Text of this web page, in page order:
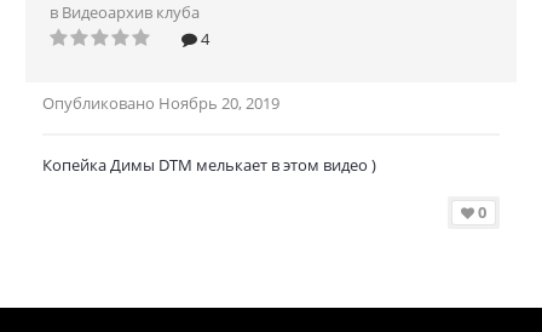
в Видеоархив клуба
4
Опубликовано Ноябрь 20, 2019
Копейка Димы DTM мелькает в этом видео )
0